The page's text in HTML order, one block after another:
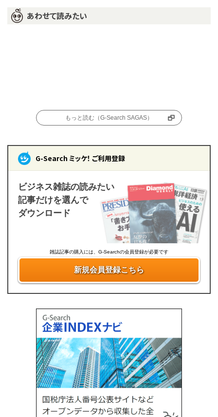
あわせて読みたい
もっと読む（G-Search SAGAS）
G-Search ミッケ！ ご利用登録
ビジネス雑誌の読みたい
記事だけを選んで
ダウンロード
雑誌記事の購入には、G-Searchの会員登録が必要です
新規会員登録こちら